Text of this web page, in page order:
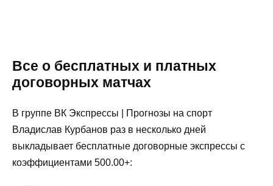
Все о бесплатных и платных
договорных матчах
В группе ВК Экспрессы | Прогнозы на спорт
Владислав Курбанов раз в несколько дней
выкладывает бесплатные договорные экспрессы с
коэффициентами 500.00+: